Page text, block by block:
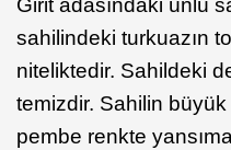
Girit adasındaki ünlü
sahilindeki turkuazın
niteliktedir. Sahildeki
temizdir. Sahilin
pembe renkte